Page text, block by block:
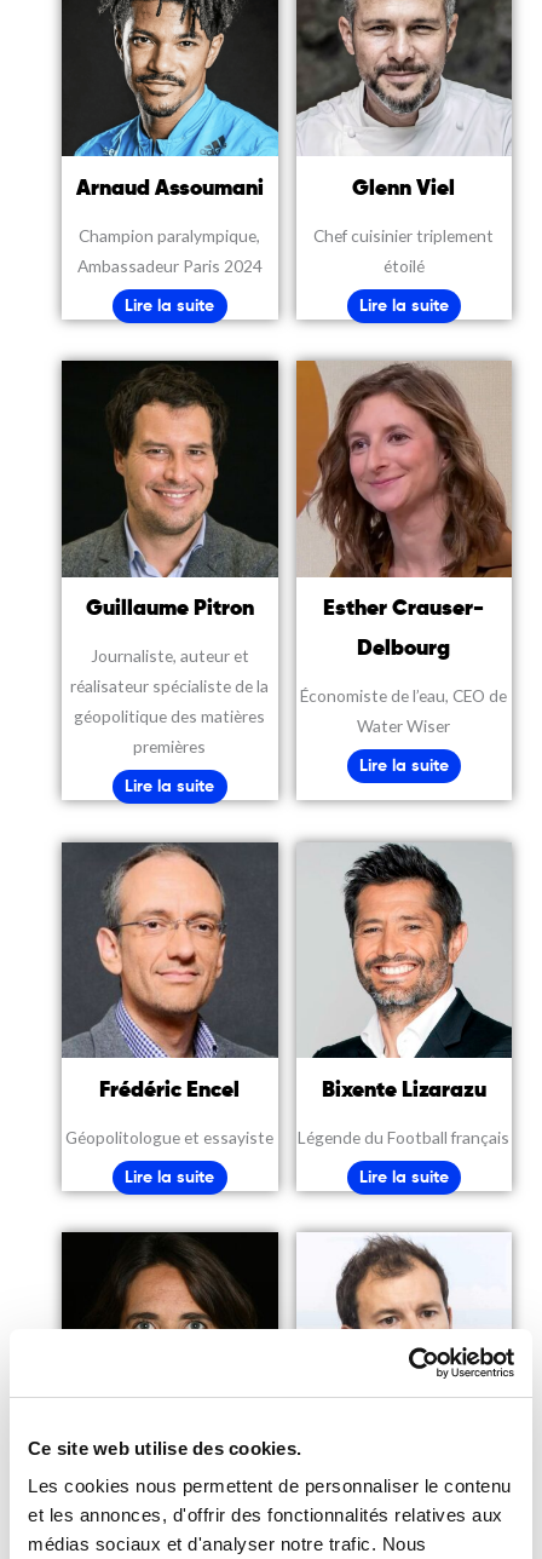
Ce site web utilise des cookies.
Les cookies nous permettent de personnaliser le contenu
et les annonces, d'offrir des fonctionnalités relatives aux
médias sociaux et d'analyser notre trafic. Nous
Arnaud Assoumani
Champion paralympique,
Ambassadeur Paris 2024
Lire la suite
Glenn Viel
Chef cuisinier triplement
étoilé
Lire la suite
Guillaume Pitron
Journaliste, auteur et
réalisateur spécialiste de la
géopolitique des matières
premières
Lire la suite
Esther Crauser-
Delbourg
Économiste de l’eau, CEO de
Water Wiser
Lire la suite
Frédéric Encel
Géopolitologue et essayiste
Lire la suite
Bixente Lizarazu
Légende du Football français
Lire la suite
Sophie Lorant
Présidente exécutive de
Mathieu Plane
Economiste, Directeur